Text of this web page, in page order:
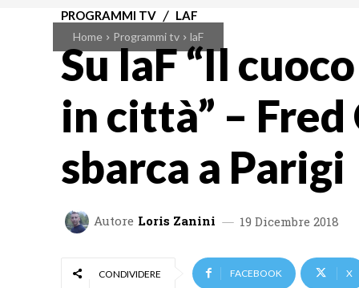
Home Programmi tv laF
PROGRAMMI TV LAF
Su laF “Il
in città” – Fred
sbarca a Parigi
Autore Loris Zanini 19 Dicembre 2018
CONDIVIDERE FACEBOOK X